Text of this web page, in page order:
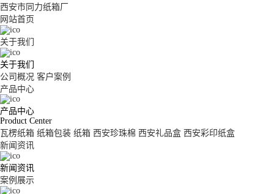
西安市同力纸箱厂
网站首页
关于我们
关于我们
公司概况 客户案例
产品中心
产品中心
Product Center
瓦楞纸箱 纸箱包装 纸箱 西安珍珠棉 西安礼品盒 西安彩印纸盒
新闻资讯
新闻资讯
案例展示